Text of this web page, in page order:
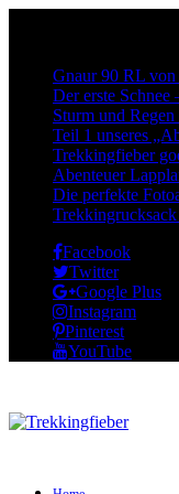
Gnaur 90 RL
Der erste
Sturm und
Teil 1 unseres
Trekkingfieber
Abenteuer
Die perfekte
Facebook
Twitter
Google Plus
Instagram
Pinterest
YouTube